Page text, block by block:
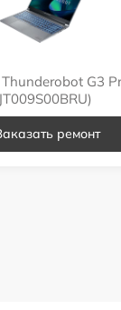
G3
ремонт